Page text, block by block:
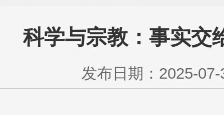
科学与宗教：事实交
发布日期：2025-